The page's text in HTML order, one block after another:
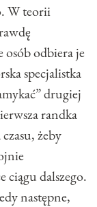
W teorii
osób odbiera je
specjalistka
drugiej
randka
żeby
ciągu dalszego.
następne,